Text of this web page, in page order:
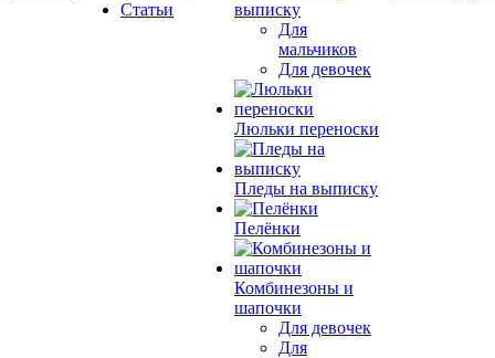
Статьи
выписку
Для
мальчиков
Для девочек
Люльки переноски
Пледы на выписку
Пелёнки
Комбинезоны и
шапочки
Для девочек
Для